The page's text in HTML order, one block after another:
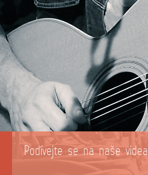
Podívejte se na naše videa